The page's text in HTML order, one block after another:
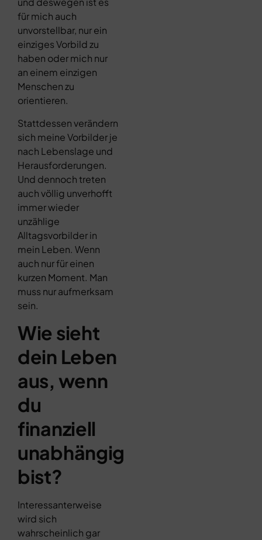
für mich auch
unvorstellbar, nur ein
einziges Vorbild zu
haben oder mich nur
an einem einzigen
Menschen zu
orientieren.
Stattdessen verändern
sich meine Vorbilder je
nach Lebenslage und
Herausforderungen.
Und dennoch treten
auch völlig unverhofft
immer wieder
unzählige
Alltagsvorbilder in
mein Leben. Wenn
auch nur für einen
kurzen Moment. Man
muss nur aufmerksam
sein.
Wie sieht
dein Leben
aus, wenn
du
finanziell
unabhängig
bist?
Interessanterweise
wird sich
wahrscheinlich gar